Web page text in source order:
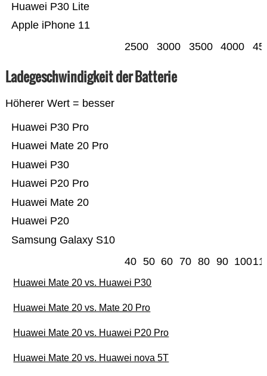
Apple iPhone 11
Huawei P30 Lite
2500 3000 3500 4000
Ladegeschwindigkeit der Batterie
Höherer Wert = besser
Samsung Galaxy S10
Huawei P20
Huawei Mate 20
Huawei P20 Pro
Huawei P30
Huawei Mate 20 Pro
Huawei P30 Pro
40 50 60 70 80 90 100
Huawei Mate 20 vs. Huawei P30
Huawei Mate 20 vs. Mate 20 Pro
Huawei Mate 20 vs. Huawei P20 Pro
Huawei Mate 20 vs. Huawei nova 5T